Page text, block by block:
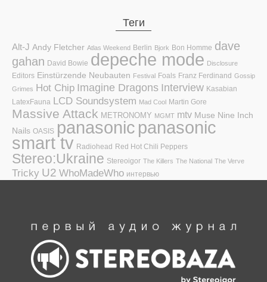
Теги
Alt-J Andy Fletcher Atlas Weekend Berlin Bjork Bon Homme dave
gahan David Bowie depeche mode Disclosure
Editors Einstürzende Neubauten Festival Foals Franz Ferdinand Gossip
Grimes Hot Chip Imagine Dragons Interview Kasabian
LatexFauna LCD Soundsystem Mad Cool Martin Gore
Massive Attack METRONOMY MGMT mtv Muse Nine Inch
Nails OASIS panasonic panasonic
smart tv Radiohead Red Hot Chili Peppers
Stereo:Ukraine Stereoigor The Killers The National The Verve
Tricky U2 WhoMadeWho интервью